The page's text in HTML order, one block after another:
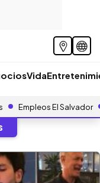
Vida
Empleos El Salvador